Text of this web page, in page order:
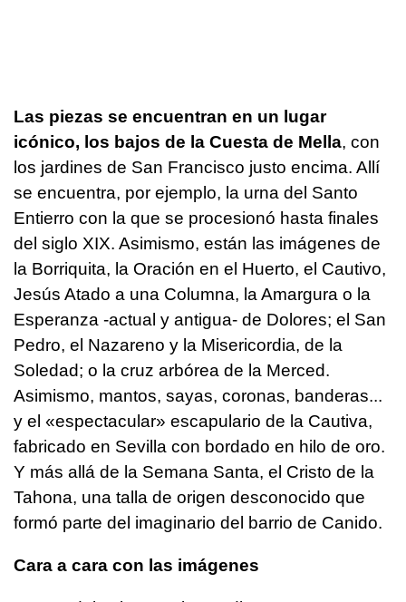
Las piezas se encuentran en un lugar
icónico, los bajos de la Cuesta de Mella, con
los jardines de San Francisco justo encima. Allí
se encuentra, por ejemplo, la urna del Santo
Entierro con la que se procesionó hasta finales
del siglo XIX. Asimismo, están las imágenes de
la Borriquita, la Oración en el Huerto, el Cautivo,
Jesús Atado a una Columna, la Amargura o la
Esperanza -actual y antigua- de Dolores; el San
Pedro, el Nazareno y la Misericordia, de la
Soledad; o la cruz arbórea de la Merced.
Asimismo, mantos, sayas, coronas, banderas...
y el «espectacular» escapulario de la Cautiva,
fabricado en Sevilla con bordado en hilo de oro.
Y más allá de la Semana Santa, el Cristo de la
Tahona, una talla de origen desconocido que
formó parte del imaginario del barrio de Canido.
Cara a cara con las imágenes